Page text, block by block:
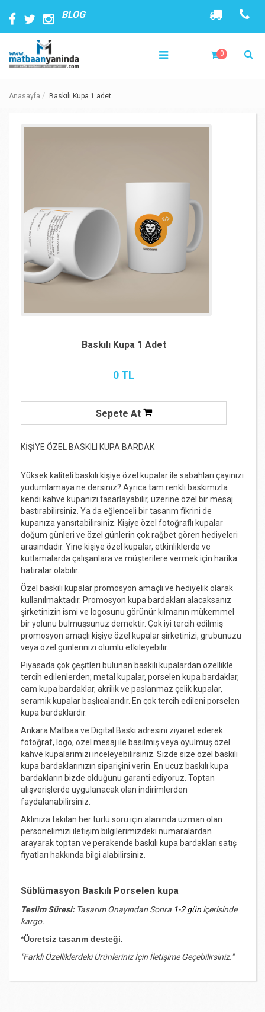
BLOG
0
Anasayfa Baskılı Kupa 1 adet
Baskılı Kupa 1 Adet
0 TL
Sepete At
KİŞİYE ÖZEL BASKILI KUPA BARDAK
Yüksek kaliteli baskılı kişiye özel kupalar ile sabahları çayınızı
yudumlamaya ne dersiniz? Ayrıca tam renkli baskımızla
kendi kahve kupanızı tasarlayabilir, üzerine özel bir mesaj
bastırabilirsiniz. Ya da eğlenceli bir tasarım fikrini de
kupanıza yansıtabilirsiniz. Kişiye özel fotoğraflı kupalar
doğum günleri ve özel günlerin çok rağbet gören hediyeleri
arasındadır. Yine kişiye özel kupalar, etkinliklerde ve
kutlamalarda çalışanlara ve müşterilere vermek için harika
hatıralar olabilir.
Özel baskılı kupalar promosyon amaçlı ve hediyelik olarak
kullanılmaktadır. Promosyon kupa bardakları alacaksanız
şirketinizin ismi ve logosunu görünür kılmanın mükemmel
bir yolunu bulmuşsunuz demektir. Çok iyi tercih edilmiş
promosyon amaçlı kişiye özel kupalar şirketinizi, grubunuzu
veya özel günlerinizi olumlu etkileyebilir.
Piyasada çok çeşitleri bulunan baskılı kupalardan özellikle
tercih edilenlerden; metal kupalar, porselen kupa bardaklar,
cam kupa bardaklar, akrilik ve paslanmaz çelik kupalar,
seramik kupalar başlıcalarıdır. En çok tercih edileni porselen
kupa bardaklardır.
Ankara Matbaa ve Digital Baskı adresini ziyaret ederek
fotoğraf, logo, özel mesaj ile basılmış veya oyulmuş özel
kahve kupalarımızı inceleyebilirsiniz. Sizde size özel baskılı
kupa bardaklarınızın siparişini verin. En ucuz baskılı kupa
bardakların bizde olduğunu garanti ediyoruz. Toptan
alışverişlerde uygulanacak olan indirimlerden
faydalanabilirsiniz.
Aklınıza takılan her türlü soru için alanında uzman olan
personelimizi iletişim bilgilerimizdeki numaralardan
arayarak toptan ve perakende baskılı kupa bardakları satış
fiyatları hakkında bilgi alabilirsiniz.
Süblümasyon Baskılı Porselen kupa
Teslim Süresi:Tasarım Onayından Sonra 1-2 gün içerisinde
kargo.
*Ücretsiz tasarım desteği.
"Farklı Özelliklerdeki Ürünleriniz İçin İletişime Geçebilirsiniz."